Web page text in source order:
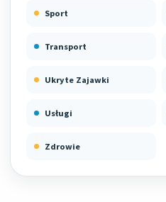
Sport
Transport
Ukryte Zajawki
Usługi
Zdrowie